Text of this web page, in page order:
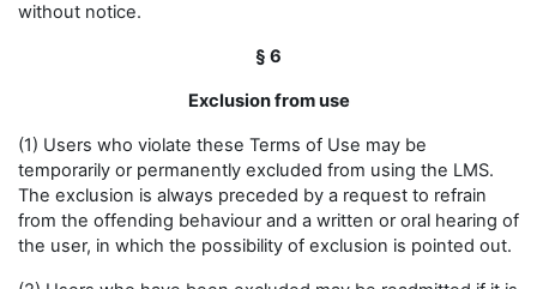
without notice.
§ 6
Exclusion from use
(1) Users who violate these Terms of Use may be
temporarily or permanently excluded from using the LMS.
The exclusion is always preceded by a request to refrain
from the offending behaviour and a written or oral hearing of
the user, in which the possibility of exclusion is pointed out.